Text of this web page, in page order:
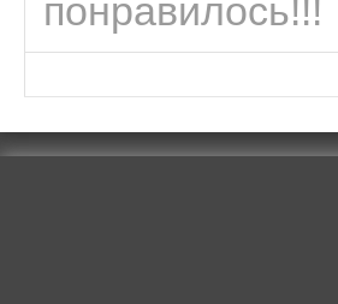
понравилось!!!